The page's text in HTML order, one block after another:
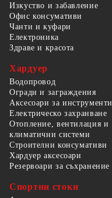
Изкуство и забавление
Офис консумативи
Чанти и куфари
Електроника
Здраве и красота
Хардуер
Водопровод
Огради и заграждения
Аксесоари за инструменти
Електрическо захранване
Отопление, вентилация и
климатични системи
Строителни консумативи
Хардуер аксесоари
Резервоари за съхранение
Спортни стоки